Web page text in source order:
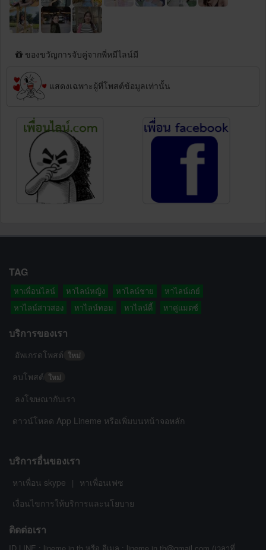
ของขวัญการจับคู่จากพี่หมีไลน์มี
แสดงเฉพาะผู้ที่โพสต์ข้อมูลเท่านั้น
TAG
หาเพื่อนไลน์ หาไลน์หญิง หาไลน์ชาย
หาไลน์เกย์
หาไลน์สาวสอง
หาไลน์ทอม หาไลน์ดี้ หาคู่แมตซ์
บริการของเรา
อัพเกรดโพสต์ ใหม่
ลบโพสต์ ใหม่
ลงโฆษณากับเรา
ดาวน์โหลด App Lineme หรือเพิ่มบนหน้าจอหลัก
บริการอื่นของเรา
หาเพื่อน skype |
หาเพื่อนเฟซ
เงื่อนไขการให้บริการและนโยบาย
ติดต่อเรา